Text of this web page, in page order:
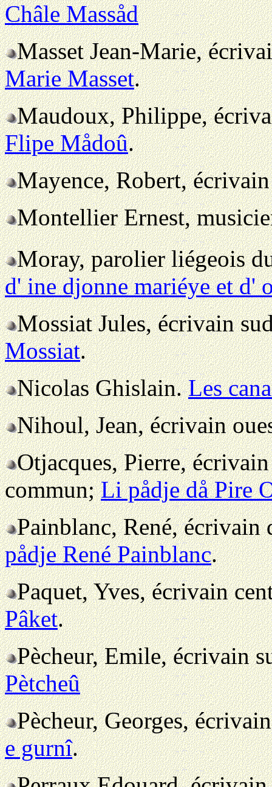
Châle Massåd
Masset Jean-Marie,
Marie Masset.
Maudoux, Philippe,
Flipe Mådoû.
Mayence, Robert,
Montellier Ernest,
Moray, parolier liégeois
d' ine djonne mariéye et d'
Mossiat Jules, écrivain
Mossiat.
Nicolas Ghislain.Les
Nihoul, Jean, écrivain
Otjacques, Pierre,
commun;Li pådje då Pire
Painblanc, René,
pådje René Painblanc.
Paquet, Yves, écrivain
Pâket.
Pècheur, Emile, écrivain
Pètcheû
Pècheur, Georges,
e gurnî.